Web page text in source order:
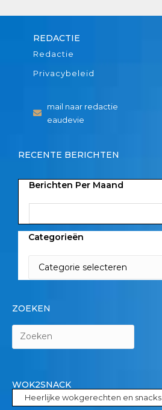
REDACTIE
Redactie
Privacybeleid
mail naar redactie
eaudevie
RECENTE BERICHTEN
Berichten Per Maand
Categorieën
ZOEKEN
WOK2SNACK
Heerlijke wokgerechten en snacks